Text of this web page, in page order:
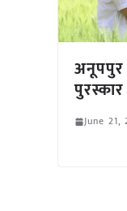
अनूपपुर
June 21,